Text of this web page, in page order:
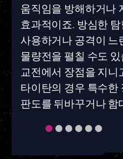
움직임을 방해하거나
효과적이죠. 방심한
사용하거나 공격이 느
물량전을 펼칠 수도
교전에서 장점을 지니
타이탄의 경우 특수한
판도를 뒤바꾸거나 함
함선을 찾으세요.